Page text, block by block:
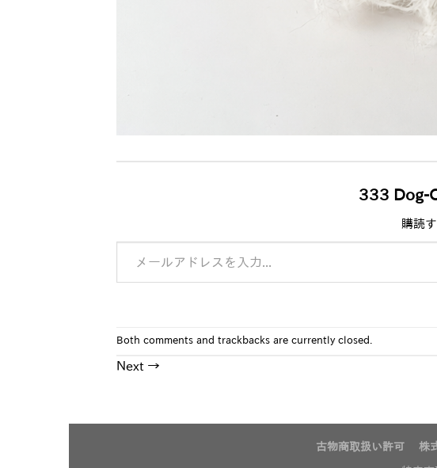
333 Dog-
購読
メールアドレスを入力...
Both comments and trackbacks are currently closed.
Next →
古物商取扱い許可